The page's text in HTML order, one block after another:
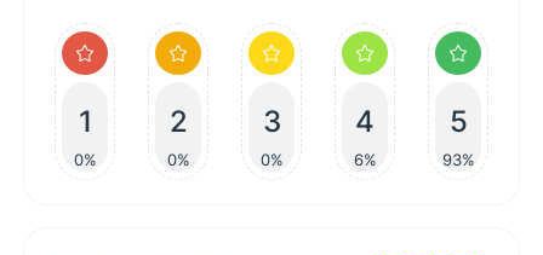
1
0%
2
0%
3
0%
4
6%
5
93%